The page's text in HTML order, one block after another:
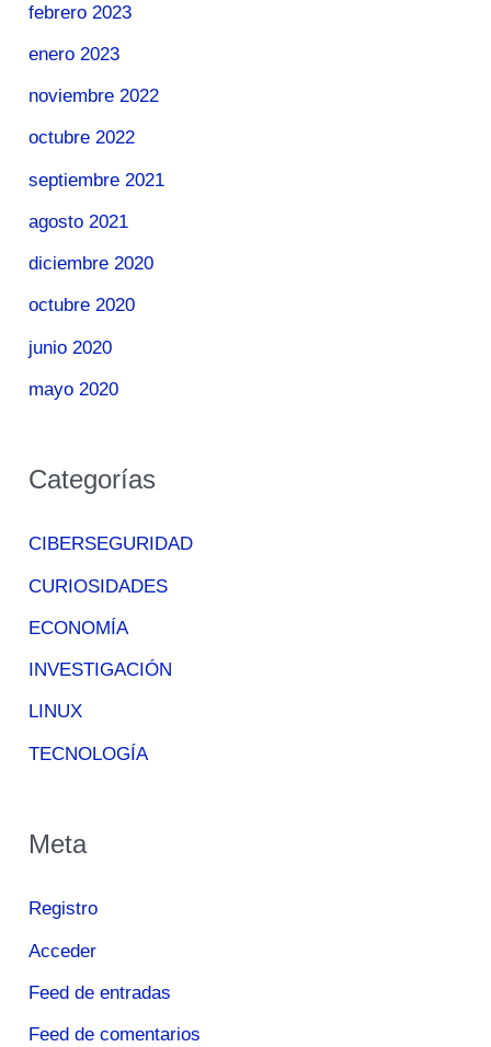
febrero 2023
enero 2023
noviembre 2022
octubre 2022
septiembre 2021
agosto 2021
diciembre 2020
octubre 2020
junio 2020
mayo 2020
Categorías
CIBERSEGURIDAD
CURIOSIDADES
ECONOMÍA
INVESTIGACIÓN
LINUX
TECNOLOGÍA
Meta
Registro
Acceder
Feed de entradas
Feed de comentarios